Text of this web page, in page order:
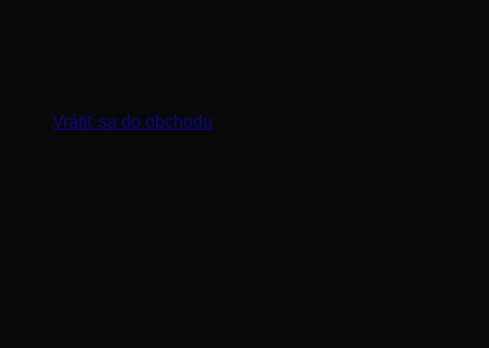
Vrátiť sa do obchodu